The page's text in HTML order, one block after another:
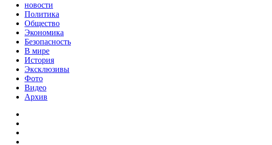
новости
Политика
Общество
Экономика
Безопасность
В мире
История
Эксклюзивы
Фото
Видео
Архив